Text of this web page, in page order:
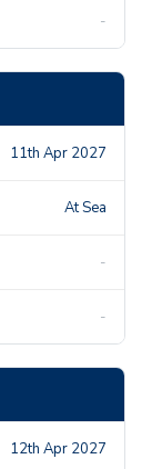
-
11th Apr 2027
At Sea
-
-
12th Apr 2027